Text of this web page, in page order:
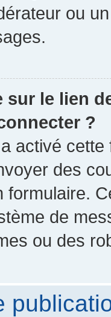
ou
le lien
?
activé
des
formulaire.
de
ou des